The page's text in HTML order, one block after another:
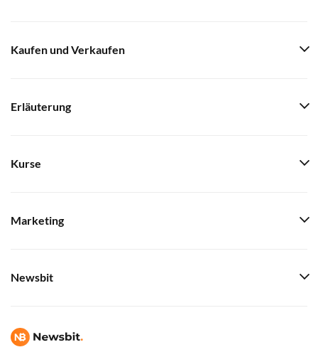
Kaufen und Verkaufen
Erläuterung
Kurse
Marketing
Newsbit